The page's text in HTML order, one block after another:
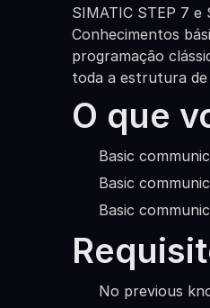
SIMATIC STEP 7
Conhecimentos
programação
toda a estrutura
O que
Basic
Basic
Basic
No previous